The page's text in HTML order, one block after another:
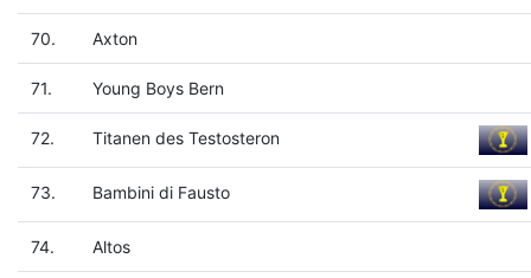
70. Axton
71. Young Boys Bern
72. Titanen des Testosteron
73. Bambini di Fausto
74. Altos